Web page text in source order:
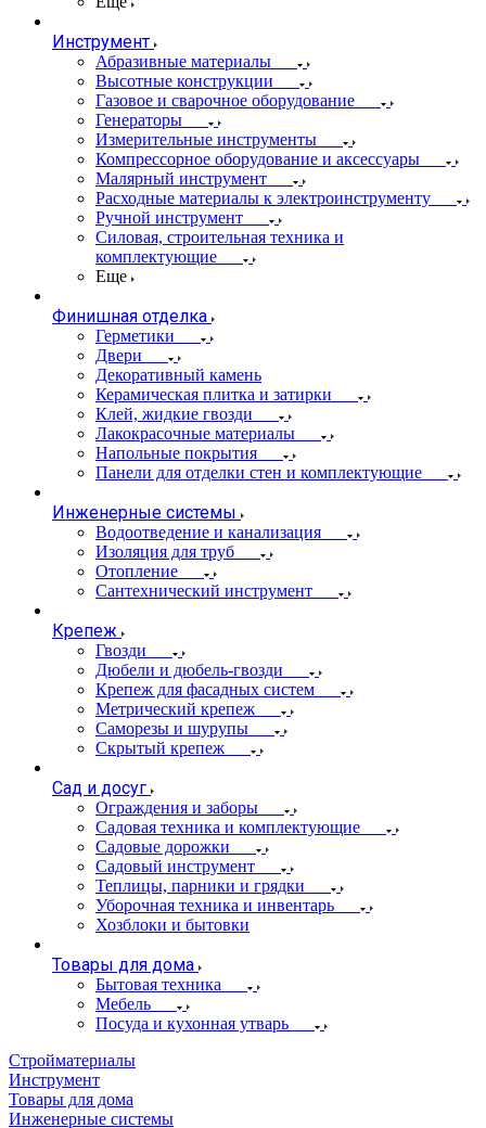
Инструмент
Абразивные материалы
Высотные конструкции
Газовое и сварочное оборудование
Генераторы
Измерительные инструменты
Компрессорное оборудование и аксессуары
Малярный инструмент
Расходные материалы к электроинструменту
Ручной инструмент
Силовая, строительная техника и
комплектующие
Еще
Финишная отделка
Герметики
Двери
Декоративный камень
Керамическая плитка и затирки
Клей, жидкие гвозди
Лакокрасочные материалы
Напольные покрытия
Панели для отделки стен и комплектующие
Инженерные системы
Водоотведение и канализация
Изоляция для труб
Отопление
Сантехнический инструмент
Крепеж
Гвозди
Дюбели и дюбель-гвозди
Крепеж для фасадных систем
Метрический крепеж
Саморезы и шурупы
Скрытый крепеж
Сад и досуг
Ограждения и заборы
Садовая техника и комплектующие
Садовые дорожки
Садовый инструмент
Теплицы, парники и грядки
Уборочная техника и инвентарь
Хозблоки и бытовки
Товары для дома
Бытовая техника
Мебель
Посуда и кухонная утварь
Стройматериалы
Инструмент
Товары для дома
Инженерные системы